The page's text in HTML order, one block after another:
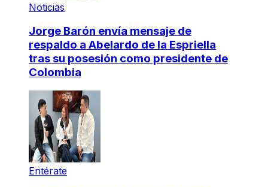
Noticias
Jorge Barón envía mensaje de
respaldo a Abelardo de la Espriella
tras su posesión como presidente de
Colombia
Entérate